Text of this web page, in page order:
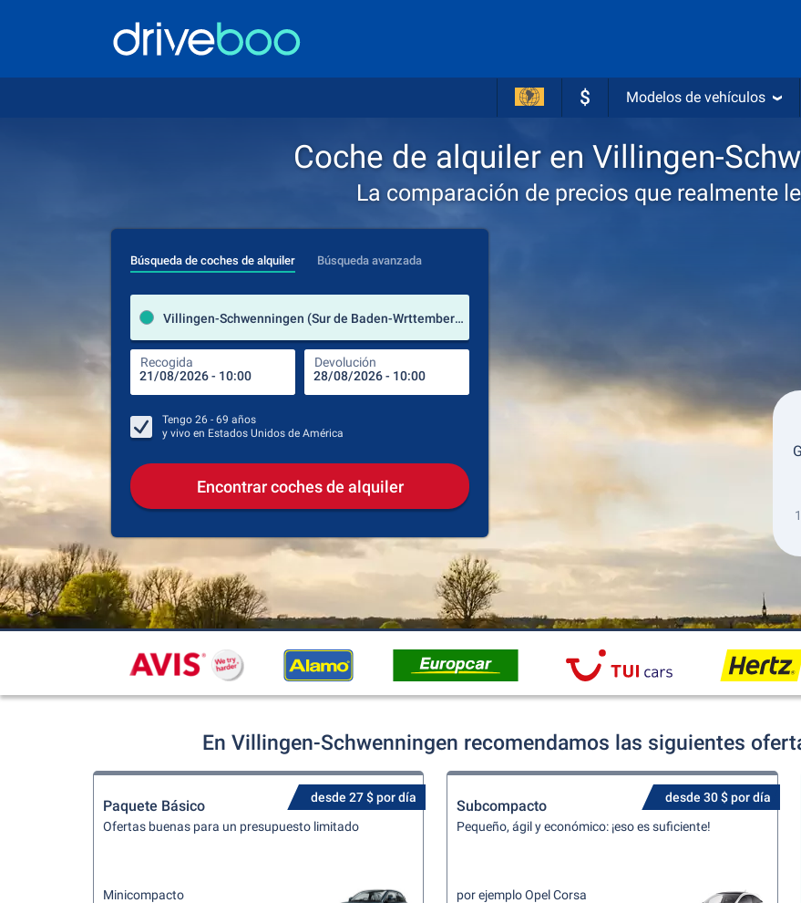
$ Modelos de vehículos
Coche de alquiler en Villingen-
La comparación de precios que realmente
Búsqueda de coches de alquiler Búsqueda avanzada
Villingen-Schwenningen (Sur de Baden-Wrttemberg / Alemania)
Recogida Devolución Lugar de devolución
Devolución
Tengo 26 - 69 años
y vivo en Estados Unidos de América
Encontrar coches de alquiler
En Villingen-Schwenningen recomendamos las siguientes
desde 27 $ por día
Paquete Básico
Ofertas buenas para un presupuesto limitado
Minicompacto
desde 30 $ por día
Subcompacto
Pequeño, ágil y económico: ¡eso es suficiente!
por ejemplo Opel Corsa